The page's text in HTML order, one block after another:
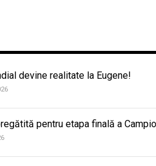
devine realitate la Eugene!
pentru etapa finală a